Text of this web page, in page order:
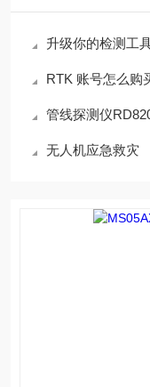
升级你的检测工
RTK 账号怎么购
管线探测仪
无人机应急救灾